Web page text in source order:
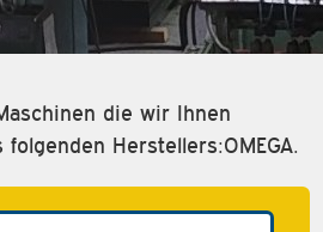
die wir Ihnen
Herstellers:OMEGA.